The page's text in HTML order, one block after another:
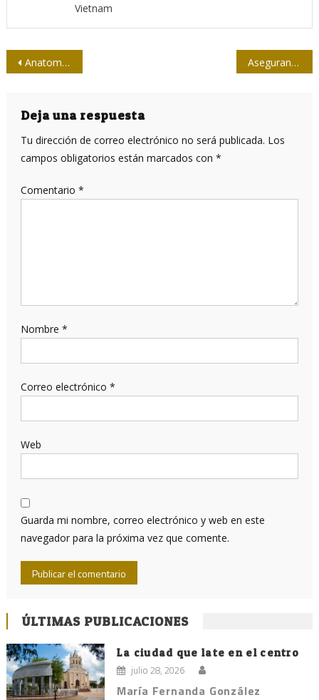
Vietnam
Navegación
entradas
Anatomía ideológica de Disney Aseguran que son alentadores los resultados de primer candidato vacunal cubano contra la COVID-19
Deja una respuesta
Tu dirección de correo electrónico no será publicada. Los
campos obligatorios están marcados con *
Comentario *
Nombre *
Correo electrónico *
Web
Guarda mi nombre, correo electrónico y web en este
navegador para la próxima vez que comente.
ÚLTIMAS PUBLICACIONES
La ciudad que late en el centro
julio 28, 2026
María Fernanda González